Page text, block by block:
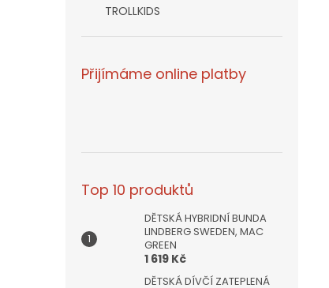
TROLLKIDS
Přijímáme online platby
Top 10 produktů
DĚTSKÁ HYBRIDNÍ BUNDA
LINDBERG SWEDEN, MAC
GREEN
1 619 Kč
DĚTSKÁ DÍVČÍ ZATEPLENÁ